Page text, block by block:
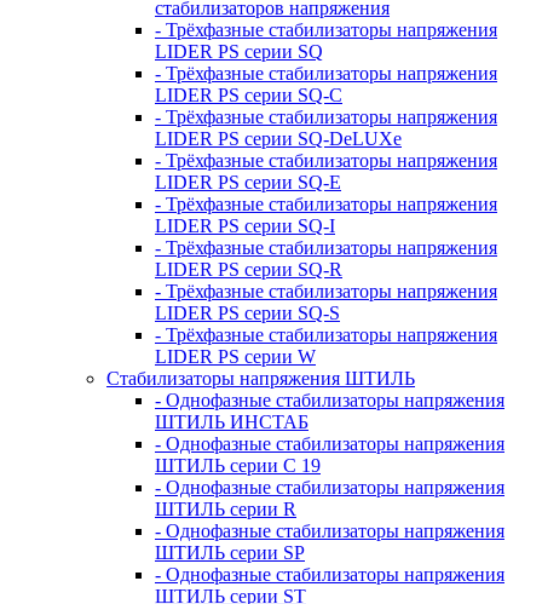
стабилизаторов напряжения
- Трёхфазные стабилизаторы напряжения
LIDER PS серии SQ
- Трёхфазные стабилизаторы напряжения
LIDER PS серии SQ-C
- Трёхфазные стабилизаторы напряжения
LIDER PS серии SQ-DeLUXe
- Трёхфазные стабилизаторы напряжения
LIDER PS серии SQ-E
- Трёхфазные стабилизаторы напряжения
LIDER PS серии SQ-I
- Трёхфазные стабилизаторы напряжения
LIDER PS серии SQ-R
- Трёхфазные стабилизаторы напряжения
LIDER PS серии SQ-S
- Трёхфазные стабилизаторы напряжения
LIDER PS серии W
Стабилизаторы напряжения ШТИЛЬ
- Однофазные стабилизаторы напряжения
ШТИЛЬ ИНСТАБ
- Однофазные стабилизаторы напряжения
ШТИЛЬ серии C 19
- Однофазные стабилизаторы напряжения
ШТИЛЬ серии R
- Однофазные стабилизаторы напряжения
ШТИЛЬ серии SP
- Однофазные стабилизаторы напряжения
ШТИЛЬ серии ST